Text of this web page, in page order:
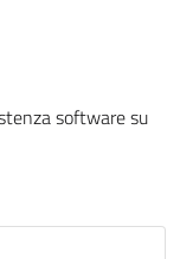
software su